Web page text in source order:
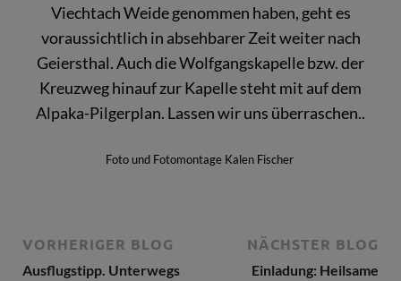
Viechtach Weide genommen haben, geht es
voraussichtlich in absehbarer Zeit weiter nach
Geiersthal. Auch die Wolfgangskapelle bzw. der
Kreuzweg hinauf zur Kapelle steht mit auf dem
Alpaka-Pilgerplan. Lassen wir uns überraschen..
Foto und Fotomontage Kalen Fischer
VORHERIGER BLOG
Ausflugstipp. Unterwegs
NÄCHSTER BLOG
Einladung: Heilsame